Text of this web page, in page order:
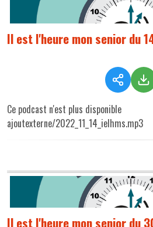
Il est l'heure mon senior du
Ce podcast n'est plus disponible
ajoutexterne/2022_11_14_ielhms.mp3
Il est l'heure mon senior du